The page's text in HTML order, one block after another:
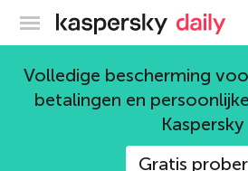
Kaspersky
Volledige bescherming
betalingen en
Kaspersky
Gratis